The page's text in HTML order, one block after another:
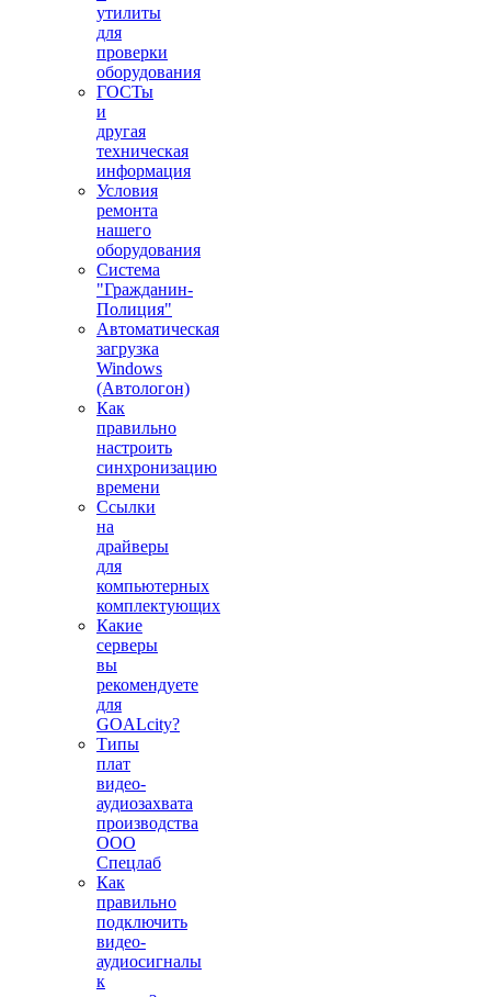
утилиты
для
проверки
оборудования
ГОСТы
и
другая
техническая
информация
Условия
ремонта
нашего
оборудования
Система
"Гражданин-
Полиция"
Автоматическая
загрузка
Windows
(Автологон)
Как
правильно
настроить
синхронизацию
времени
Ссылки
на
драйверы
для
компьютерных
комплектующих
Какие
серверы
вы
рекомендуете
для
GOALcity?
Типы
плат
видео-
аудиозахвата
производства
ООО
Спецлаб
Как
правильно
подключить
видео-
аудиосигналы
к